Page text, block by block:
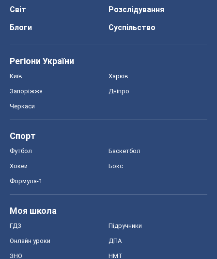
Світ
Розслідування
Блоги
Суспільство
Регіони України
Київ Харків
Запоріжжя Дніпро
Черкаси
Спорт
Футбол Баскетбол
Хокей Бокс
Формула-1
Моя школа
ГДЗ Підручники
Онлайн уроки ДПА
ЗНО НМТ